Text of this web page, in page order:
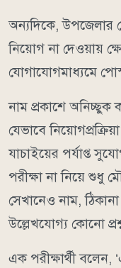
অন্যদিকে, উপজেলার
নিয়োগ না দেওয়ায়
যোগাযোগমাধ্যমে
নাম প্রকাশে অনিচ্ছুক
যেভাবে
যাচাইয়ের পর্যাপ্ত
পরীক্ষা না নিয়ে শুধু
সেখানেও নাম,
উল্লেখযোগ্য কোনো
এক পরীক্ষার্থী বলেন,